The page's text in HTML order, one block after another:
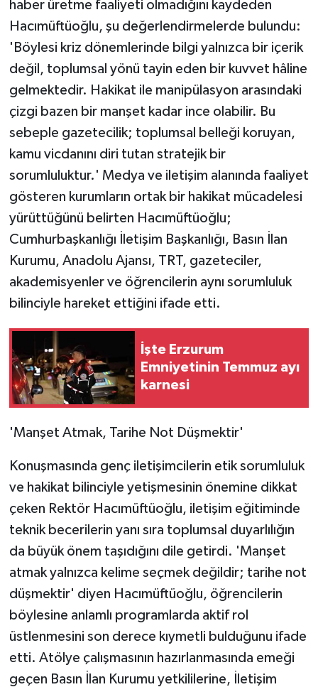
haber üretme faaliyeti olmadığını kaydeden
Hacımüftüoğlu, şu değerlendirmelerde bulundu:
'Böylesi kriz dönemlerinde bilgi yalnızca bir içerik
değil, toplumsal yönü tayin eden bir kuvvet hâline
gelmektedir. Hakikat ile manipülasyon arasındaki
çizgi bazen bir manşet kadar ince olabilir. Bu
sebeple gazetecilik; toplumsal belleği koruyan,
kamu vicdanını diri tutan stratejik bir
sorumluluktur.' Medya ve iletişim alanında faaliyet
gösteren kurumların ortak bir hakikat mücadelesi
yürüttüğünü belirten Hacımüftüoğlu;
Cumhurbaşkanlığı İletişim Başkanlığı, Basın İlan
Kurumu, Anadolu Ajansı, TRT, gazeteciler,
akademisyenler ve öğrencilerin aynı sorumluluk
bilinciyle hareket ettiğini ifade etti.
İşte Erzurum
Emniyetinin Temmuz ayı
karnesi
'Manşet Atmak, Tarihe Not Düşmektir'
Konuşmasında genç iletişimcilerin etik sorumluluk
ve hakikat bilinciyle yetişmesinin önemine dikkat
çeken Rektör Hacımüftüoğlu, iletişim eğitiminde
teknik becerilerin yanı sıra toplumsal duyarlılığın
da büyük önem taşıdığını dile getirdi. 'Manşet
atmak yalnızca kelime seçmek değildir; tarihe not
düşmektir' diyen Hacımüftüoğlu, öğrencilerin
böylesine anlamlı programlarda aktif rol
üstlenmesini son derece kıymetli bulduğunu ifade
etti. Atölye çalışmasının hazırlanmasında emeği
geçen Basın İlan Kurumu yetkililerine, İletişim